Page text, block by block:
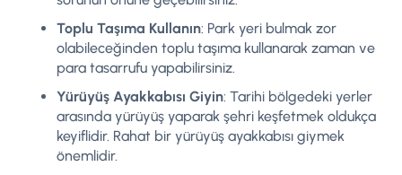
Toplu Taşıma Kullanın: Park yeri bulmak zor
olabileceğinden toplu taşıma kullanarak zaman ve
para tasarrufu yapabilirsiniz.
Yürüyüş Ayakkabısı Giyin: Tarihi bölgedeki yerler
arasında yürüyüş yaparak şehri keşfetmek oldukça
keyiflidir. Rahat bir yürüyüş ayakkabısı giymek
önemlidir.